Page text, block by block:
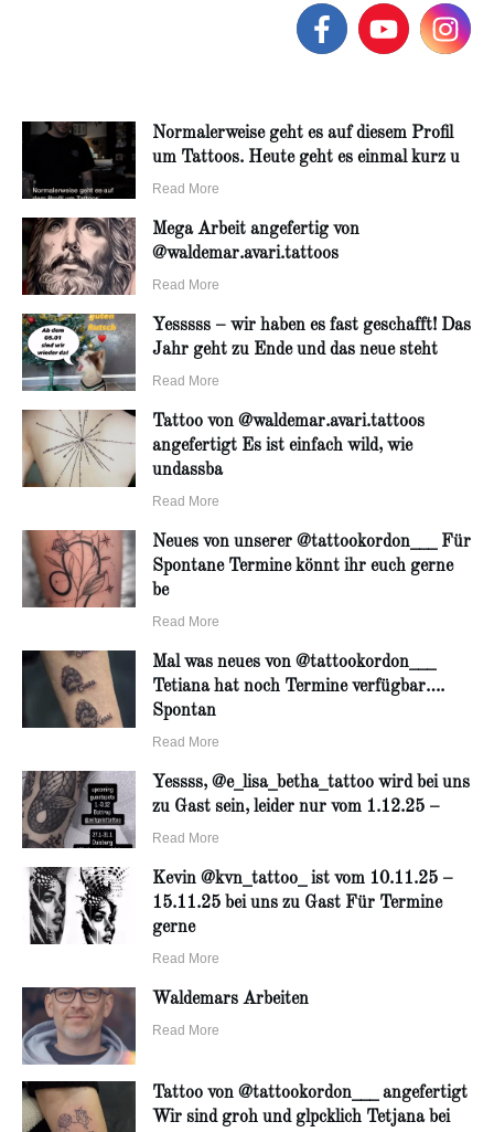
Normalerweise geht es auf diesem Profil
um Tattoos. Heute geht es einmal kurz u
Read More
Mega Arbeit angefertig von
@waldemar.avari.tattoos
Read More
Yesssss – wir haben es fast geschafft! Das
Jahr geht zu Ende und das neue steht
Read More
Tattoo von @waldemar.avari.tattoos
angefertigt Es ist einfach wild, wie
undassba
Read More
Neues von unserer @tattookordon___ Für
Spontane Termine könnt ihr euch gerne
be
Read More
Mal was neues von @tattookordon___
Tetiana hat noch Termine verfügbar….
Spontan
Read More
Yessss, @e_lisa_betha_tattoo wird bei uns
zu Gast sein, leider nur vom 1.12.25 –
Read More
Kevin @kvn_tattoo_ ist vom 10.11.25 –
15.11.25 bei uns zu Gast Für Termine
gerne
Read More
Waldemars Arbeiten
Read More
Tattoo von @tattookordon___ angefertigt
Wir sind groh und glpcklich Tetjana bei